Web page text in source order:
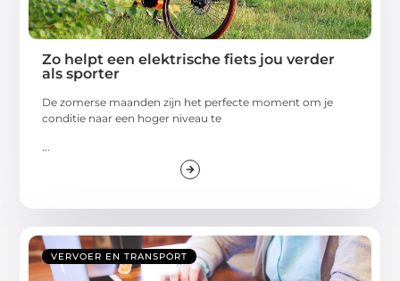
Zo helpt een elektrische fiets jou verder
als sporter
De zomerse maanden zijn het perfecte moment om je
conditie naar een hoger niveau te
...
VERVOER EN TRANSPORT